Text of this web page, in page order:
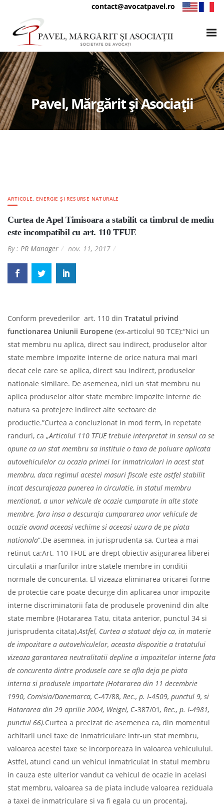
contact@avocatpavel.ro
Pavel, Mărgărit și Asociații
ARTICOLE, ENERGIE ȘI RESURSE NATURALE
Curtea de Apel Timisoara a stabilit ca timbrul de mediu
este incompatibil cu art. 110 TFUE
By : PR Manager nov. 11, 2017
Conform prevederilor art. 110 din Tratatul privind
functionarea Uniunii Europene (ex-articolul 90 TCE):“Nici un
stat membru nu aplica, direct sau indirect, produselor altor
state membre impozite interne de orice natura mai mari
decat cele care se aplica, direct sau indirect, produselor
nationale similare. De asemenea, nici un stat membru nu
aplica produselor altor state membre impozite interne de
natura sa protejeze indirect alte sectoare de
productie.”Curtea a concluzionat in mod ferm, in repetate
randuri, ca „Articolul 110 TFUE trebuie interpretat in sensul ca se
opune ca un stat membru sa instituie o taxa de poluare aplicata
autovehiculelor cu ocazia primei lor inmatriculari in acest stat
membru, daca regimul acestei masuri fiscale este astfel stabilit
incat descurajeaza punerea in circulatie, in statul membru
mentionat, a unor vehicule de ocazie cumparate in alte state
membre, fara insa a descuraja cumpararea unor vehicule de
ocazie avand aceeasi vechime si aceeasi uzura de pe piata
nationala”.De asemnea, in jurisprudenta sa, Curtea a mai
retinut ca:Art. 110 TFUE are drept obiectiv asigurarea liberei
circulatii a marfurilor intre statele membre in conditii
normale de concurenta. El vizeaza eliminarea oricarei forme
de protectie care poate decurge din aplicarea unor impozite
interne discriminatorii fata de produsele provenind din alte
state membre (Hotararea Tatu, citata anterior, punctul 34 si
jurisprudenta citata).Astfel, Curtea a statuat deja ca, in materie
de impozitare a autovehiculelor, aceasta dispozitie a tratatului
vizeaza garantarea neutralitatii depline a impozitelor interne fata
de concurenta dintre produsele care se afla deja pe piata
interna si produsele importate (Hotararea din 11 decembrie
1990, Comisia/Danemarca, C‑47/88, Rec., p. I‑4509, punctul 9, si
Hotararea din 29 aprilie 2004, Weigel, C‑387/01, Rec., p. I‑4981,
punctul 66).Curtea a precizat de asemenea ca, din momentul
achitarii unei taxe de inmatriculare intr‑un stat membru,
valoarea acestei taxe se incorporeaza in valoarea vehiculului.
Astfel, atunci cand un vehicul inmatriculat in statul membru
in cauza este ulterior vandut ca vehicul de ocazie in acelasi
stat membru, valoarea sa de piata include valoarea reziduala
a taxei de inmatriculare si va fi egala cu un procentaj,